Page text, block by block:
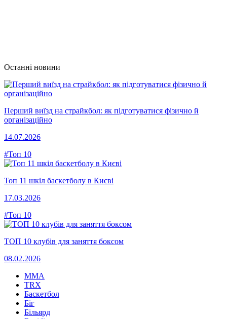
Останні новини
Перший виїзд на страйкбол: як підготуватися фізично й
організаційно
14.07.2026
#Топ 10
Топ 11 шкіл баскетболу в Києві
17.03.2026
#Топ 10
ТОП 10 клубів для заняття боксом
08.02.2026
MMA
TRX
Баскетбол
Біг
Більярд